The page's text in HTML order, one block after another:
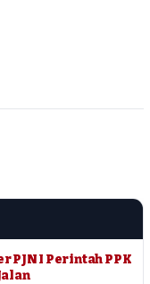
PJN I Perintah PPK